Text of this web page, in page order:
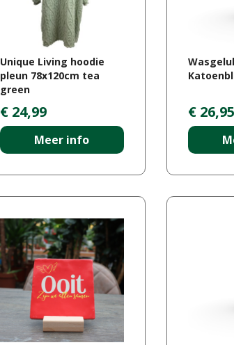
Unique Living hoodie
pleun 78x120cm tea
green
€ 24,99
Meer info
€ 26,95